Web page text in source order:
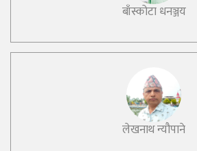
बाँस्कोटा धनञ्जय
लेखनाथ न्यौपाने